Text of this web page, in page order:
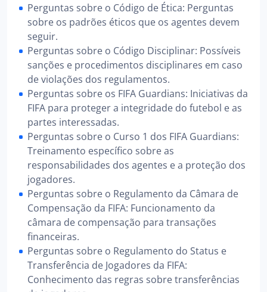
Perguntas sobre o Código de Ética: Perguntas
sobre os padrões éticos que os agentes devem
seguir.
Perguntas sobre o Código Disciplinar: Possíveis
sanções e procedimentos disciplinares em caso
de violações dos regulamentos.
Perguntas sobre os FIFA Guardians: Iniciativas da
FIFA para proteger a integridade do futebol e as
partes interessadas.
Perguntas sobre o Curso 1 dos FIFA Guardians:
Treinamento específico sobre as
responsabilidades dos agentes e a proteção dos
jogadores.
Perguntas sobre o Regulamento da Câmara de
Compensação da FIFA: Funcionamento da
câmara de compensação para transações
financeiras.
Perguntas sobre o Regulamento do Status e
Transferência de Jogadores da FIFA:
Conhecimento das regras sobre transferências